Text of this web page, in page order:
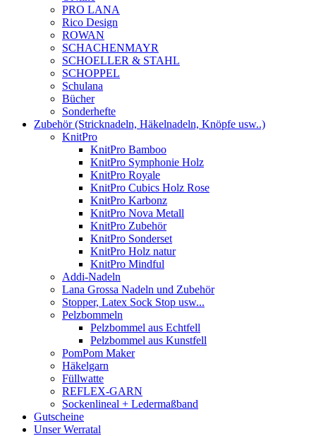
PRO LANA
Rico Design
ROWAN
SCHACHENMAYR
SCHOELLER & STAHL
SCHOPPEL
Schulana
Bücher
Sonderhefte
Zubehör (Stricknadeln, Häkelnadeln, Knöpfe usw..)
KnitPro
KnitPro Bamboo
KnitPro Symphonie Holz
KnitPro Royale
KnitPro Cubics Holz Rose
KnitPro Karbonz
KnitPro Nova Metall
KnitPro Zubehör
KnitPro Sonderset
KnitPro Holz natur
KnitPro Mindful
Addi-Nadeln
Lana Grossa Nadeln und Zubehör
Stopper, Latex Sock Stop usw...
Pelzbommeln
Pelzbommel aus Echtfell
Pelzbommel aus Kunstfell
PomPom Maker
Häkelgarn
Füllwatte
REFLEX-GARN
Sockenlineal + Ledermaßband
Gutscheine
Unser Werratal